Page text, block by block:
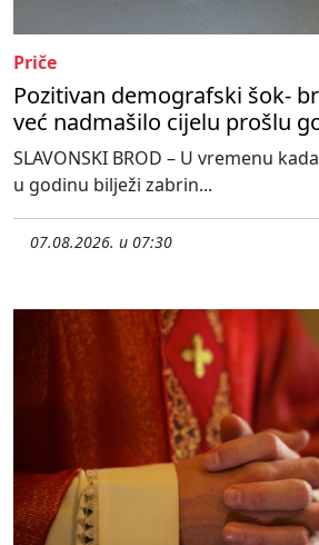
Priče
Pozitivan demografski šok-
već nadmašilo cijelu prošlu
SLAVONSKI BROD – U vremenu
u godinu bilježi zabrin...
07.08.2026. u 07:30